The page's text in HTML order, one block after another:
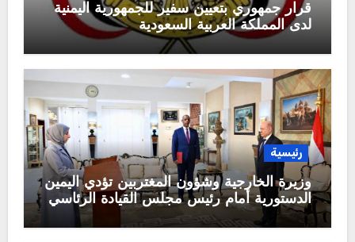
قرار جمهوري بتعيين سفير للجمهورية اليمنية
لدى المملكة العربية السعودية
رئيسية
وزيرة الخارجية وشؤون المغتربين تؤدي اليمين
الدستورية أمام رئيس مجلس القيادة الرئاسي